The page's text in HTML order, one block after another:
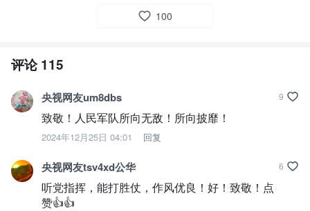
100
评论115
央视网友um8dbs
致敬！人民军队所向无敌！所向披靡！
2024年12月25日 04:01 回复
9
央视网友tsv4xd公华
听党指挥，能打胜仗，作风优良！好！致敬！点
赞👍👍
6